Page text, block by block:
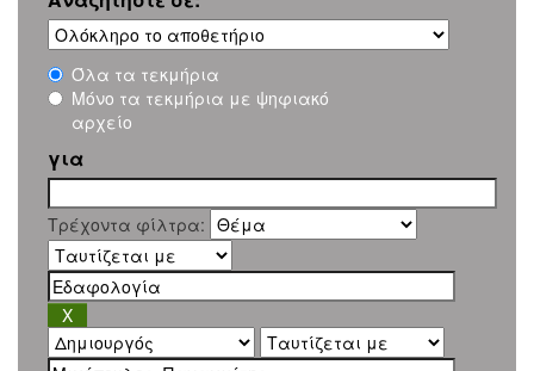
Όλα τα τεκμήρια
Μόνο τα τεκμήρια με ψηφιακό
αρχείο
για
Τρέχοντα φίλτρα: